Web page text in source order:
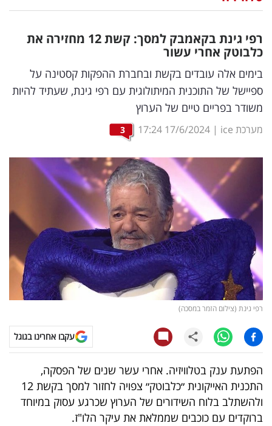
דיגיטל
וטק
שיווק
ופרסום
מדדים
ומחקרים
דעות
רכילות
עסקית
קריפטו
ויראלי
טלוויזיה
עסקי
ספורט
רפי גינת בקאמבק למסך: קשת 12 מחזירה את
כלבוטק אחרי עשור
בימים אלה עובדים בקשת ובחברת ההפקות קסטינה על
ספיישל של התוכנית המיתולוגית עם רפי גינת, שעתיד להיות
משודר בפריים טיים של הערוץ
מערכת ice |
17/6/2024
17:24
3
רפי גינת (צילום הזמר במסכה)
עקבו אחרינו בגוגל
הפתעת ענק בטלוויזיה. אחרי עשר שנים של הפסקה,
התכנית האייקונית ״כלבוטק״ צפויה לחזור למסך בקשת 12
ולהשתלב בלוח השידורים של הערוץ שכרגע עסוק במיוחד
ברוקדים עם כוכבים שממלאת את עיקר הלו"ז.